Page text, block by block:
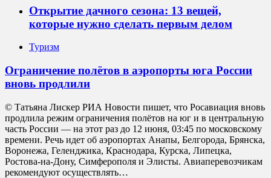
Открытие дачного сезона: 13 вещей,
которые нужно сделать первым делом
Туризм
Ограничение полётов в аэропорты юга России
вновь продлили
© Татьяна Лискер РИА Новости пишет, что Росавиация вновь
продлила режим ограничения полётов на юг и в центральную
часть России — на этот раз до 12 июня, 03:45 по московскому
времени. Речь идет об аэропортах Анапы, Белгорода, Брянска,
Воронежа, Геленджика, Краснодара, Курска, Липецка,
Ростова-на-Дону, Симферополя и Элисты. Авиаперевозчикам
рекомендуют осуществлять…